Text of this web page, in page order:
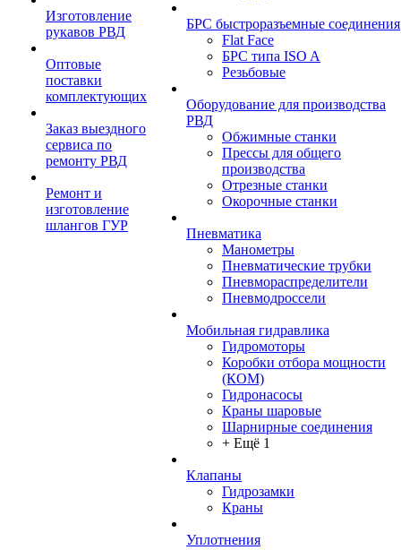
Изготовление
рукавов РВД
Оптовые
поставки
комплектующих
Заказ выездного
сервиса по
ремонту РВД
Ремонт и
изготовление
шлангов ГУР
БРС быстроразъемные соединения
Flat Face
БРС типа ISO A
Резьбовые
Оборудование для производства
РВД
Обжимные станки
Прессы для общего
производства
Отрезные станки
Окорочные станки
Пневматика
Манометры
Пневматические трубки
Пневмораспределители
Пневмодроссели
Мобильная гидравлика
Гидромоторы
Коробки отбора мощности
(КОМ)
Гидронасосы
Краны шаровые
Шарнирные соединения
+ Ещё 1
Клапаны
Гидрозамки
Краны
Уплотнения